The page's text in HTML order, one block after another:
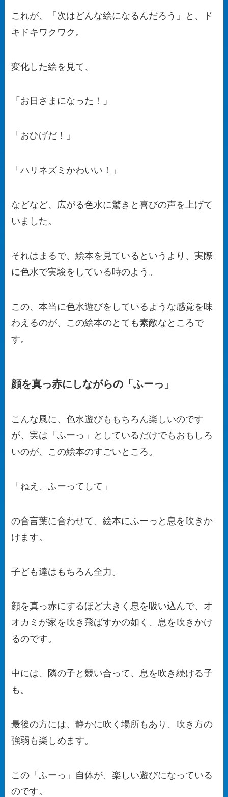
これが、「次はどんな絵になるんだろう」と、ド
キドキワクワク。
変化した絵を見て、
「お日さまになった！」
「おひげだ！」
「ハリネズミかわいい！」
などなど、広がる色水に驚きと喜びの声を上げて
いました。
それはまるで、絵本を見ているというより、実際
に色水で実験をしている時のよう。
この、本当に色水遊びをしているような感覚を味
わえるのが、この絵本のとても素敵なところで
す。
顔を真っ赤にしながらの「ふーっ」
こんな風に、色水遊びももちろん楽しいのです
が、実は「ふーっ」としているだけでもおもしろ
いのが、この絵本のすごいところ。
「ねえ、ふーってして」
の合言葉に合わせて、絵本にふーっと息を吹きか
けます。
子ども達はもちろん全力。
顔を真っ赤にするほど大きく息を吸い込んで、オ
オカミが家を吹き飛ばすかの如く、息を吹きかけ
るのです。
中には、隣の子と競い合って、息を吹き続ける子
も。
最後の方には、静かに吹く場所もあり、吹き方の
強弱も楽しめます。
この「ふーっ」自体が、楽しい遊びになっている
のです。